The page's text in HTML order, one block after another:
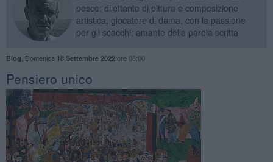
pesce; dilettante di pittura e composizione
artistica, giocatore di dama, con la passione
per gli scacchi; amante della parola scritta
Blog Domenica 18 Settembre 2022ore 08:00
Pensiero unico